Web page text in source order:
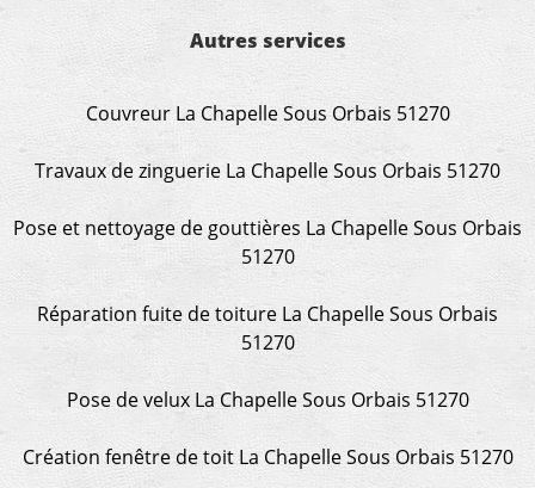
Autres services
Couvreur La Chapelle Sous Orbais 51270
Travaux de zinguerie La Chapelle Sous Orbais 51270
Pose et nettoyage de gouttières La Chapelle Sous Orbais
51270
Réparation fuite de toiture La Chapelle Sous Orbais
51270
Pose de velux La Chapelle Sous Orbais 51270
Création fenêtre de toit La Chapelle Sous Orbais 51270